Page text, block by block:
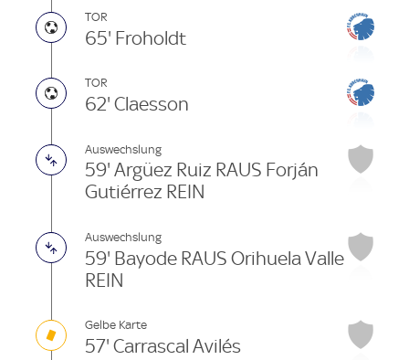
TOR
65' Froholdt
TOR
62' Claesson
Auswechslung
59' Argüez Ruiz RAUS Forján
Gutiérrez REIN
Auswechslung
59' Bayode RAUS Orihuela Valle
REIN
Gelbe Karte
57' Carrascal Avilés